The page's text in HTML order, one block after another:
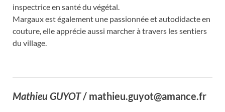
inspectrice en santé du végétal.
Margaux est également une passionnée et autodidacte en
couture, elle apprécie aussi marcher à travers les sentiers
du village.
Mathieu GUYOT/ mathieu.guyot@amance.fr